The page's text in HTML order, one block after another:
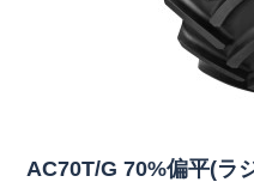
AC70T/G 70%偏平(ラ